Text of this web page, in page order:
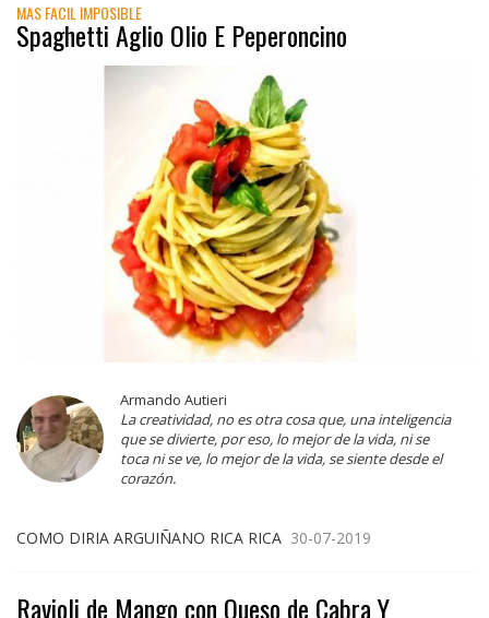
MAS FACIL IMPOSIBLE
Spaghetti Aglio Olio E Peperoncino
Armando Autieri
La creatividad, no es otra cosa que, una inteligencia
que se divierte, por eso, lo mejor de la vida, ni se
toca ni se ve, lo mejor de la vida, se siente desde el
corazón.
COMO DIRIA ARGUIÑANO RICA RICA 30-07-2019
Ravioli de Mango con Queso de Cabra Y